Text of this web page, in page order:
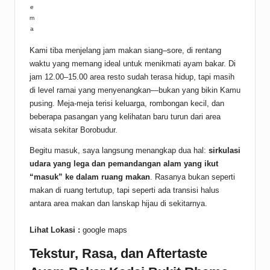
e
m
a
Kami tiba menjelang jam makan siang–sore, di rentang
waktu yang memang ideal untuk menikmati ayam bakar. Di
jam 12.00–15.00 area resto sudah terasa hidup, tapi masih
di level ramai yang menyenangkan—bukan yang bikin Kamu
pusing. Meja-meja terisi keluarga, rombongan kecil, dan
beberapa pasangan yang kelihatan baru turun dari area
wisata sekitar Borobudur.
Begitu masuk, saya langsung menangkap dua hal: sirkulasi
udara yang lega dan pemandangan alam yang ikut
“masuk” ke dalam ruang makan. Rasanya bukan seperti
makan di ruang tertutup, tapi seperti ada transisi halus
antara area makan dan lanskap hijau di sekitarnya.
Lihat Lokasi : google maps
Tekstur, Rasa, dan Aftertaste